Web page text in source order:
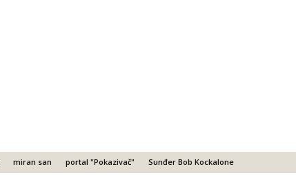
miran san portal "Pokazivač" Sunđer Bob Kockalone